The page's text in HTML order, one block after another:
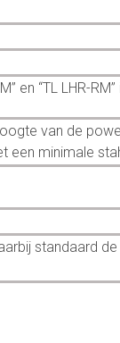
en “TL LHR-
van de
een minimale
standaard